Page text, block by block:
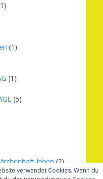
(1)
(1)
(5)
leben(2)
verwendet Cookies. Wenn du